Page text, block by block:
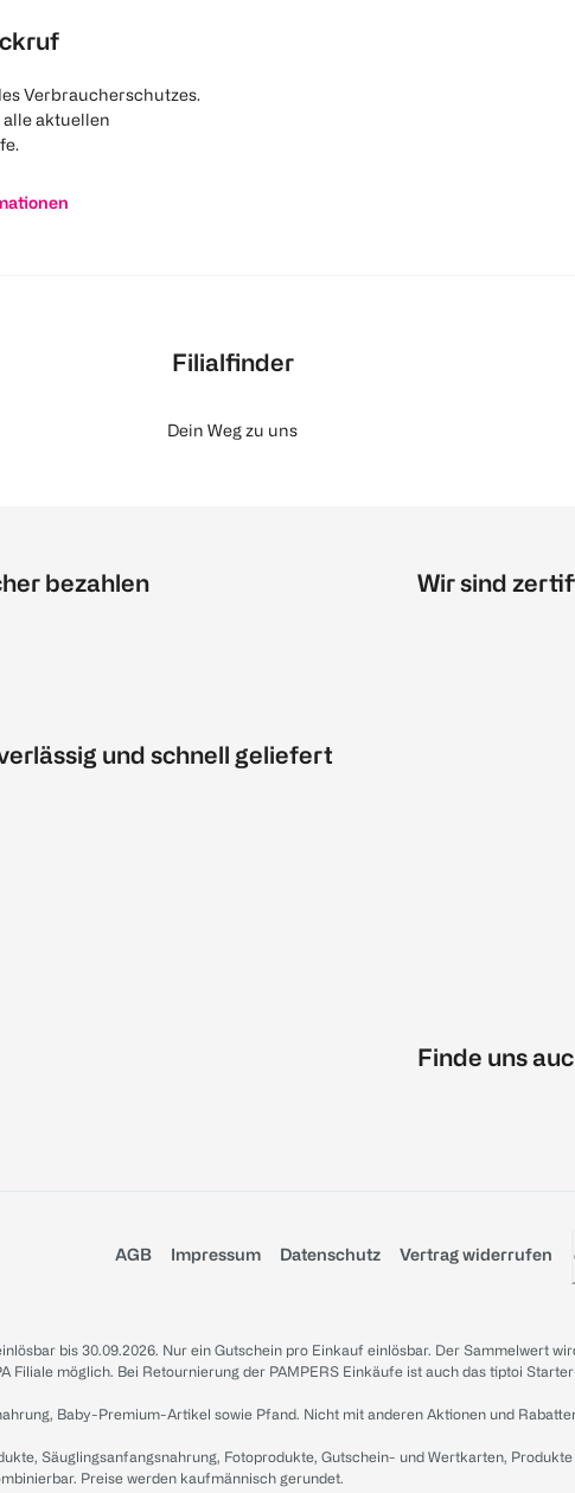
Verbraucherschutzes.
aktuellen
Filialfinder
Dein Weg zu uns
bezahlen
und schnell geliefert
Wir sind
Finde uns
AGB Impressum Datenschutz Vertrag widerrufen
bis 30.09.2026. Nur ein Gutschein pro Einkauf einlösbar. Der Sammelwert
Filiale möglich. Bei Retournierung der PAMPERS Einkäufe ist auch das tiptoi
Baby-Premium-Artikel sowie Pfand. Nicht mit anderen Aktionen und
Säuglingsanfangsnahrung, Fotoprodukte, Gutschein- und Wertkarten,
Preise werden kaufmännisch gerundet.